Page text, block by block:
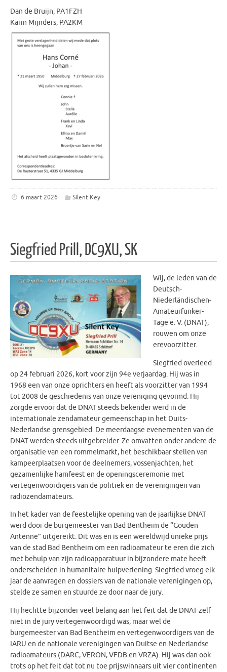
Dan de Bruijn, PA1FZH
Karin Mijnders, PA2KM
6 maart 2026 Silent Key
Siegfried Prill, DC9XU, SK
Wij, de leden van de
Deutsch-
Niederländischen-
Amateurfunker-
Tage e. V. (DNAT),
rouwen om onze
erevoorzitter.
Siegfried overleed
op 24 februari 2026, kort voor zijn 94e verjaardag. Hij was in
1968 een van onze oprichters en heeft als voorzitter van 1994
tot 2008 de geschiedenis van onze vereniging gevormd. Hij
zorgde ervoor dat de DNAT steeds bekender werd in de
internationale zendamateur gemeenschap in het Duits-
Nederlandse grensgebied. De meerdaagse evenementen van de
DNAT werden steeds uitgebreider. Ze omvatten onder andere de
organisatie van een rommelmarkt, het beschikbaar stellen van
kampeerplaatsen voor de deelnemers, vossenjachten, het
gezamenlijke hamfeest en de openingsceremonie met
vertegenwoordigers van de politiek en de verenigingen van
radiozendamateurs.
In het kader van de feestelijke opening van de jaarlijkse DNAT
werd door de burgemeester van Bad Bentheim de “Gouden
Antenne” uitgereikt. Dit was en is een wereldwijd unieke prijs
van de stad Bad Bentheim om een radioamateur te eren die zich
met behulp van zijn radioapparatuur in bijzondere mate heeft
onderscheiden in humanitaire hulpverlening. Siegfried vroeg elk
jaar de aanvragen en dossiers van de nationale verenigingen op,
stelde ze samen en stuurde ze door naar de jury.
Hij hechtte bijzonder veel belang aan het feit dat de DNAT zelf
niet in de jury vertegenwoordigd was, maar wel de
burgemeester van Bad Bentheim en vertegenwoordigers van de
IARU en de nationale verenigingen van Duitse en Nederlandse
radioamateurs (DARC, VERON, VFDB en VRZA). Hij was dan ook
trots op het feit dat tot nu toe prijswinnaars uit vier continenten